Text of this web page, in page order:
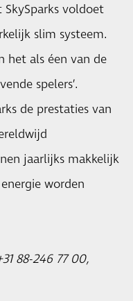
voldoet
slim systeem.
het als éen van de
spelers’.
de prestaties van
jaarlijks makkelijk
worden
88-246 77 00,